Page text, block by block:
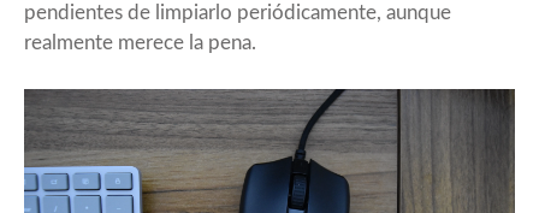
pendientes de limpiarlo periódicamente, aunque
realmente merece la pena.